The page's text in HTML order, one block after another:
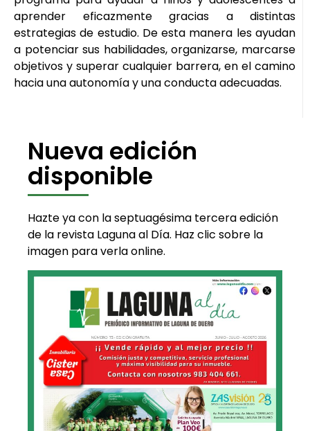
aprender eficazmente gracias a distintas
estrategias de estudio. De esta manera les ayudan
a potenciar sus habilidades, organizarse, marcarse
objetivos y superar cualquier barrera, en el camino
hacia una autonomía y una conducta adecuadas.
Nueva edición
disponible
Hazte ya con la septuagésima tercera edición
de la revista Laguna al Día. Haz clic sobre la
imagen para verla online.